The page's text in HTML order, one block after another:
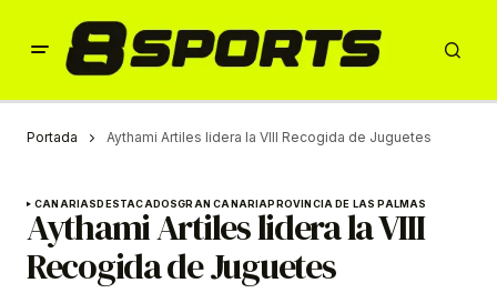
Portada Aythami Artiles lidera la VIII Recogida de Juguetes
CANARIASDESTACADOSGRAN CANARIAPROVINCIA DE LAS PALMAS
Aythami Artiles lidera la VIII
Recogida de Juguetes